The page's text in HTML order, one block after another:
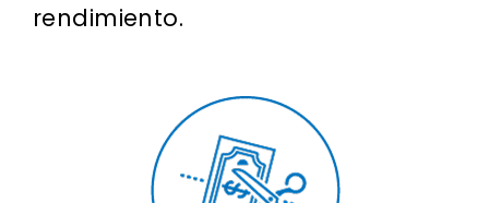
rendimiento.